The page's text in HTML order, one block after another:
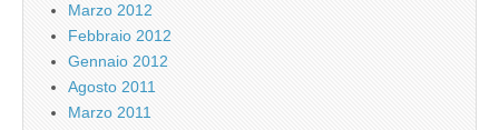
Marzo 2012
Febbraio 2012
Gennaio 2012
Agosto 2011
Marzo 2011